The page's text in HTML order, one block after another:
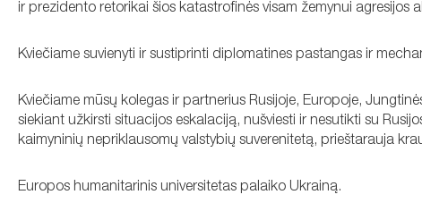
ir prezidento retorikai šios katastrofinės visam žemynui agresijos
Kviečiame suvienyti ir sustiprinti diplomatines pastangas ir
Kviečiame mūsų kolegas ir partnerius Rusijoje, Europoje,
siekiant užkirsti situacijos eskalaciją, nušviesti ir nesutikti su
kaimyninių nepriklausomų valstybių suverenitetą, prieštarauja
Europos humanitarinis universitetas palaiko Ukrainą.